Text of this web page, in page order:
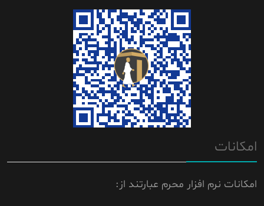
امکانات
امکانات نرم افزار محرم عبارتند از: